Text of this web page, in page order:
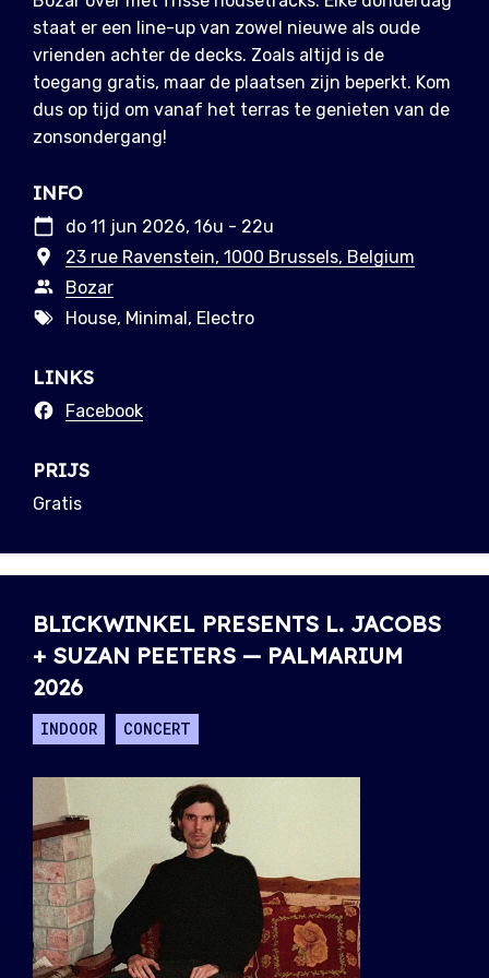
staat er een line-up van zowel nieuwe als oude
vrienden achter de decks. Zoals altijd is de
toegang gratis, maar de plaatsen zijn beperkt. Kom
dus op tijd om vanaf het terras te genieten van de
zonsondergang!
INFO
do 11 jun 2026, 16u - 22u
23 rue Ravenstein, 1000 Brussels, Belgium
Bozar
House, Minimal, Electro
LINKS
Facebook
PRIJS
Gratis
BLICKWINKEL PRESENTS L. JACOBS
+ SUZAN PEETERS — PALMARIUM
2026
INDOOR CONCERT